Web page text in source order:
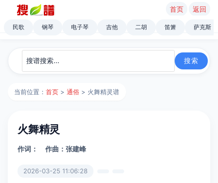
首页 返回
民歌 钢琴 电子琴 吉他 二胡 笛箫 萨克斯
当前位置：首页 >通俗 > 火舞精灵谱
火舞精灵
作词： 作曲：张建峰
2026-03-25 11:06:28